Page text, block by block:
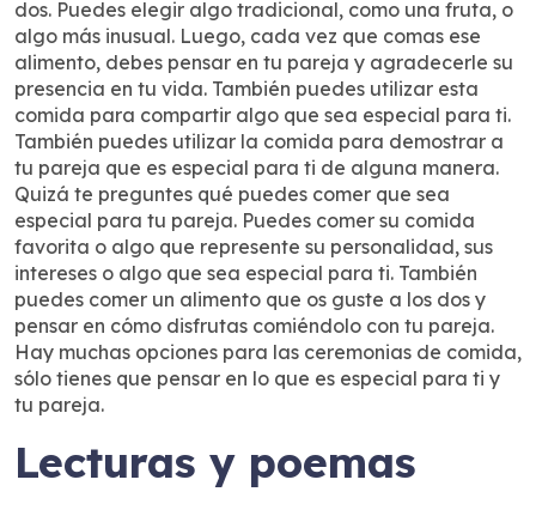
dos. Puedes elegir algo tradicional, como una fruta, o
algo más inusual. Luego, cada vez que comas ese
alimento, debes pensar en tu pareja y agradecerle su
presencia en tu vida. También puedes utilizar esta
comida para compartir algo que sea especial para ti.
También puedes utilizar la comida para demostrar a
tu pareja que es especial para ti de alguna manera.
Quizá te preguntes qué puedes comer que sea
especial para tu pareja. Puedes comer su comida
favorita o algo que represente su personalidad, sus
intereses o algo que sea especial para ti. También
puedes comer un alimento que os guste a los dos y
pensar en cómo disfrutas comiéndolo con tu pareja.
Hay muchas opciones para las ceremonias de comida,
sólo tienes que pensar en lo que es especial para ti y
tu pareja.
Lecturas y poemas